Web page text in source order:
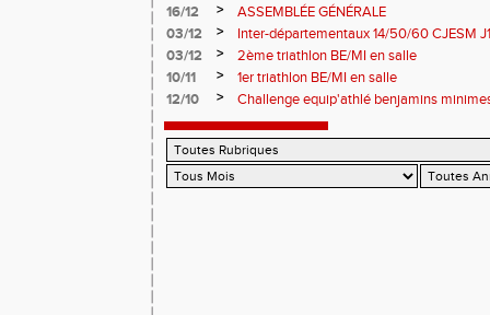
16/12
>
ASSEMBLÉE GÉNÉRALE
03/12
>
Inter-départementaux 14/50/60 CJESM J1
03/12
>
2ème triathlon BE/MI en salle
10/11
>
1er triathlon BE/MI en salle
12/10
> Challenge equip'athlé benjamins